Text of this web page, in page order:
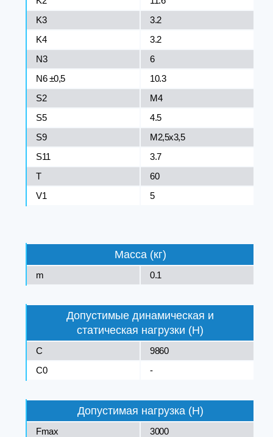
K3
3.2
K4
3.2
N3
6
N6 ±0,5
10.3
S2
M4
S5
4.5
S9
M2,5x3,5
S11
3.7
T
60
V1
5
Масса (кг)
m 0.1
Допустимые динамическая и
статическая нагрузки (Н)
C
9860
C0
-
Допустимая нагрузка (Н)
Fmax 3000